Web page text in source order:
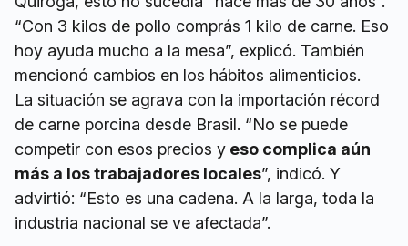
“Con 3 kilos de pollo comprás 1 kilo de carne. Eso
hoy ayuda mucho a la mesa”, explicó. También
mencionó cambios en los hábitos alimenticios.
La situación se agrava con la importación récord
de carne porcina desde Brasil. “No se puede
competir con esos precios y eso complica aún
más a los trabajadores locales”, indicó. Y
advirtió: “Esto es una cadena. A la larga, toda la
industria nacional se ve afectada”.